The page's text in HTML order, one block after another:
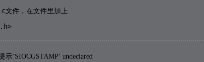
文件，在文件里加上
‘SIOCGSTAMP’ undeclared